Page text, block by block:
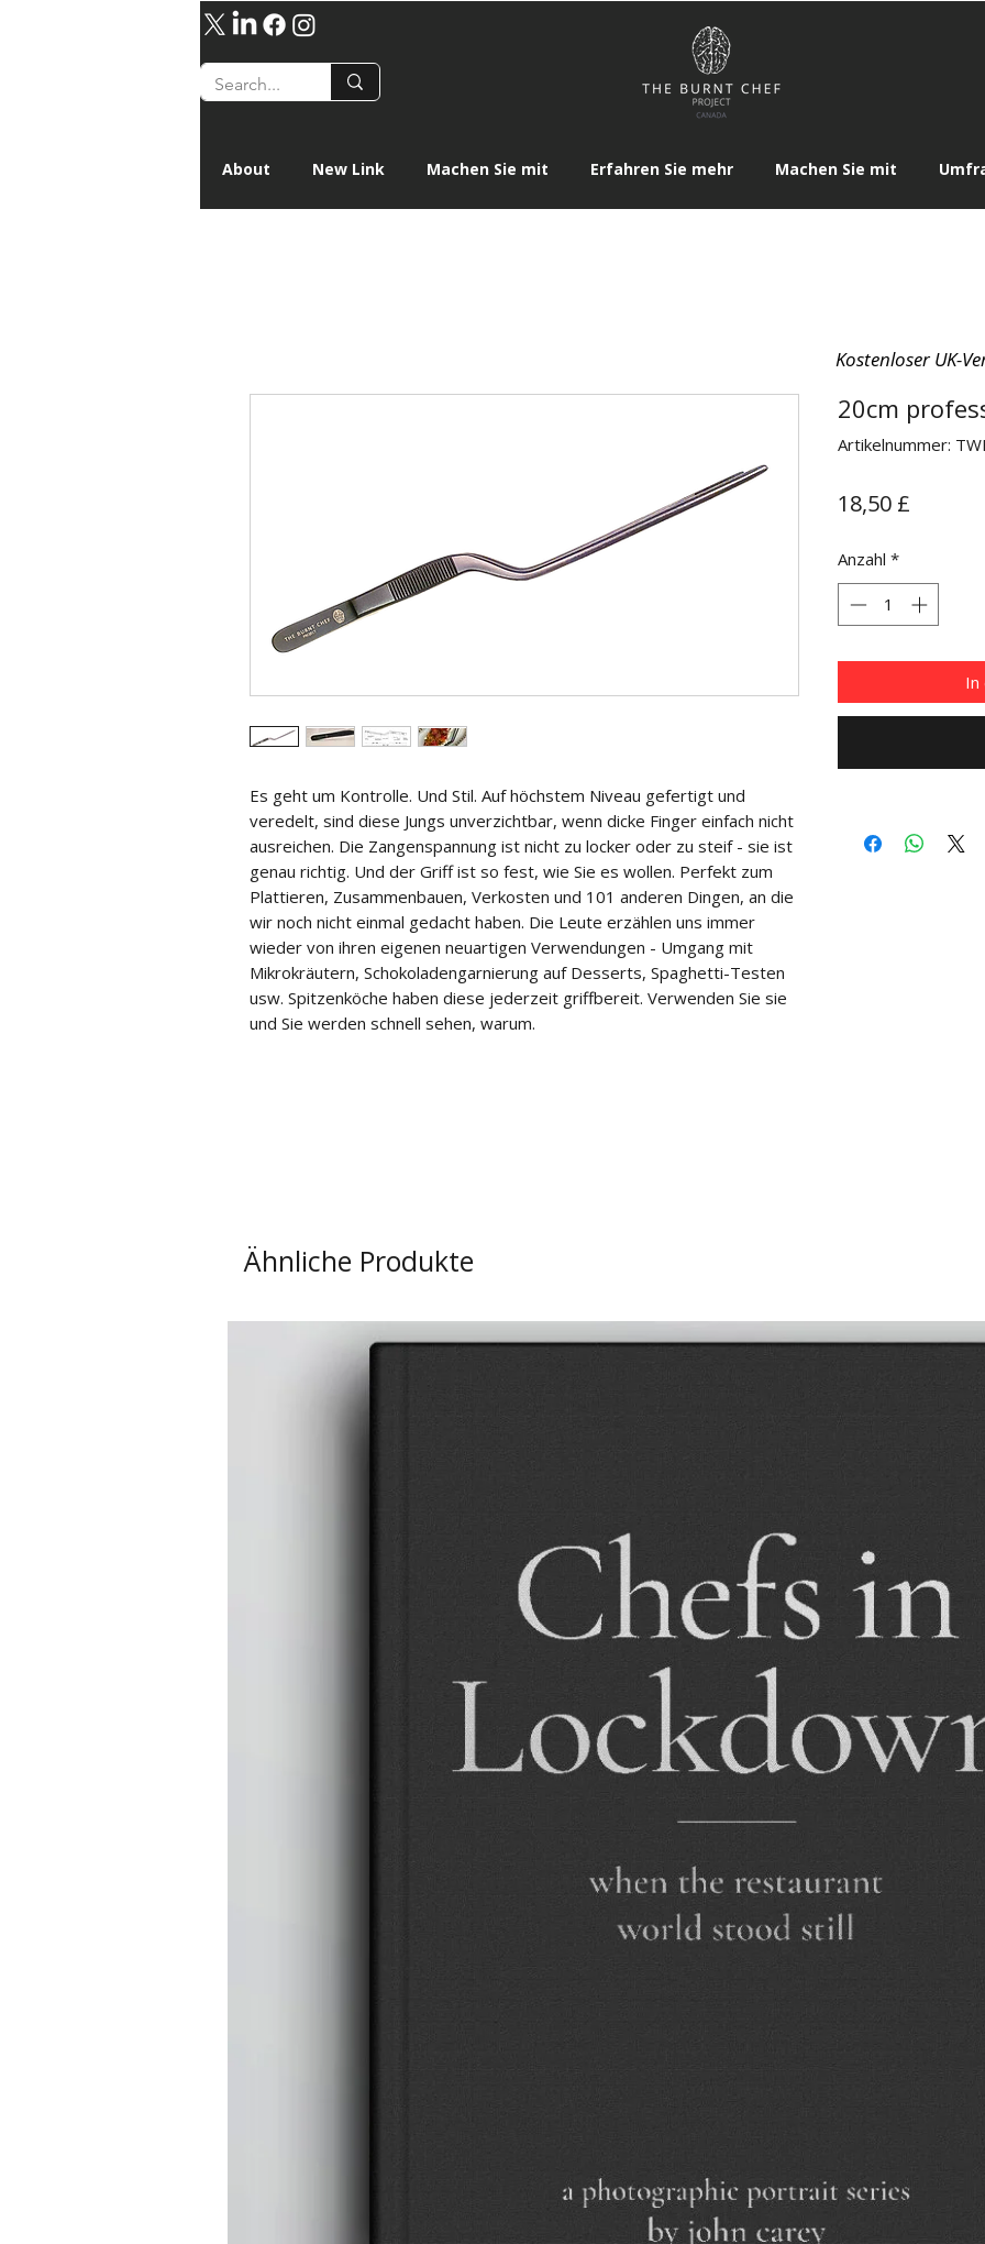
About New Link Machen Sie mit Erfahren Sie mehr Machen Sie mit
Kostenloser UK-
Es geht um Kontrolle. Und Stil. Auf höchstem Niveau gefertigt und
veredelt, sind diese Jungs unverzichtbar, wenn dicke Finger einfach nicht
ausreichen. Die Zangenspannung ist nicht zu locker oder zu steif - sie ist
genau richtig. Und der Griff ist so fest, wie Sie es wollen. Perfekt zum
Plattieren, Zusammenbauen, Verkosten und 101 anderen Dingen, an die
wir noch nicht einmal gedacht haben. Die Leute erzählen uns immer
wieder von ihren eigenen neuartigen Verwendungen - Umgang mit
Mikrokräutern, Schokoladengarnierung auf Desserts, Spaghetti-Testen
usw. Spitzenköche haben diese jederzeit griffbereit. Verwenden Sie sie
und Sie werden schnell sehen, warum.
20cm
Artikelnummer:
18,50 £
Anzahl *
In
Ähnliche Produkte